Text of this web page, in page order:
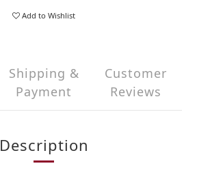
Add to Wishlist
Shipping &
Payment
Customer
Reviews
Description